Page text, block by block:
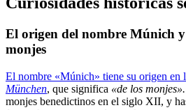
El origen del nombre Múnich
monjes
El nombre «Múnich» tiene su origen en
München, que significa «de los monjes».
monjes benedictinos en el siglo XII, y